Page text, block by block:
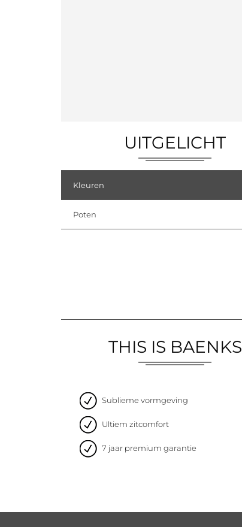
UITGELICHT
Kleuren
Poten
THIS IS BAENKS
Sublieme vormgeving
Ultiem zitcomfort
7 jaar premium garantie